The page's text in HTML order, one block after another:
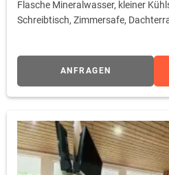
Flasche Mineralwasser, kleiner
Schreibtisch, Zimmersafe,
ANFRAGEN